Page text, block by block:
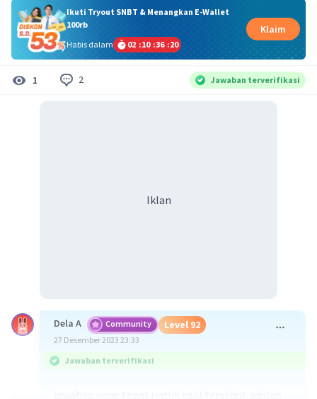
Ikuti Tryout SNBT & Menangkan E-Wallet
100rb
Habis dalam
02 :10 :36 :19
Klaim
1 2 Jawaban terverifikasi
Iklan
Dela A Community Level 92
27 Desember 2023 23:33
Jawaban terverifikasi